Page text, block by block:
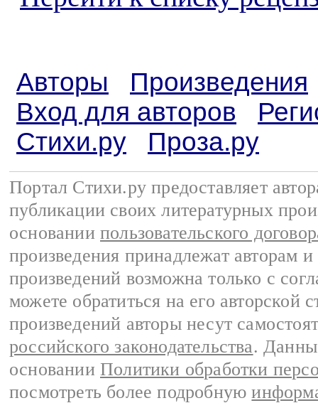
Авторы
Произведения
Вход для авторов
Стихи.ру
Проза.ру
Портал Стихи.ру предоставляет
публикации своих литературных
основании пользовательского
произведения принадлежат авторам
произведений возможна только с
можете обратиться на его авторской
произведений авторы несут
российского законодательства.
основании Политики обработки
посмотреть более подробную